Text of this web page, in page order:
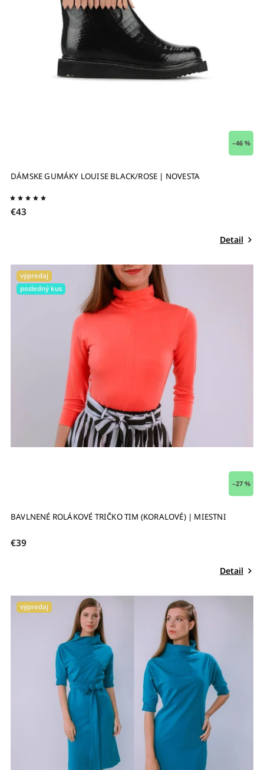
–46 %
DÁMSKE GUMÁKY LOUISE BLACK/ROSE | NOVESTA
€43
Detail
výpredaj
posledný kus
–27 %
BAVLNENÉ ROLÁKOVÉ TRIČKO TIM (KORALOVÉ) | MIESTNI
€39
Detail
výpredaj